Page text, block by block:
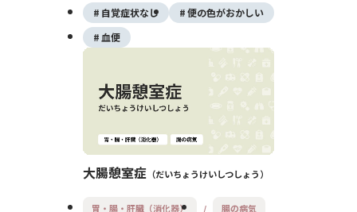
よって悪性化のリスクが異なり、特に腺腫性
ポリープは注意が必要です。内視鏡検査での
早期発見と切除が、大腸がん予防に大きく貢
自覚症状なし
便の色がおかしい
血便
大腸憩室症 だいちょうけいしつしょう
胃・腸・肝臓（消化器） 腸の病気